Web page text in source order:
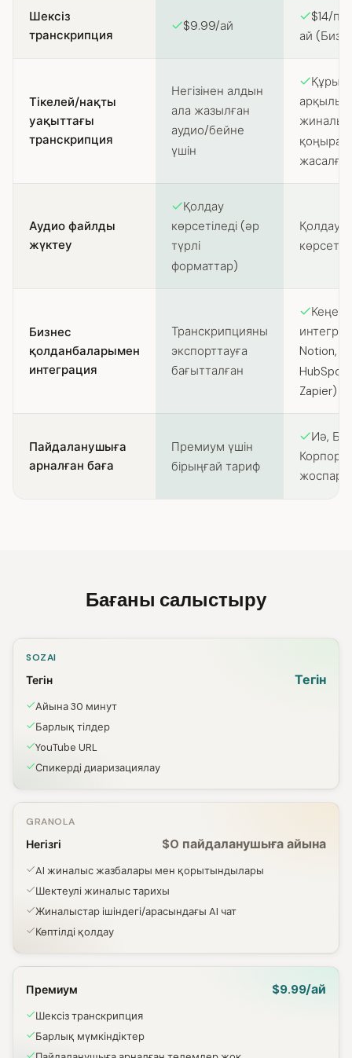
Шексіз
транскрипция
$9.99/ай
$14/
ай
Тікелей/нақты
уақыттағы
транскрипция
Негізінен алдын
ала жазылған
аудио/бейне
үшін
арқылы
Аудио файлды
жүктеу
Қолдау
көрсетіледі (әр
түрлі
форматтар)
Қолдау
Бизнес
қолданбаларымен
интеграция
Транскрипцияны
экспорттауға
бағытталған
Notion,
Zapier)
Пайдаланушыға
арналған баға
Премиум үшін
бірыңғай тариф
Иә,
Бағаны салыстыру
SOZAI
Тегін Тегін
Айына 30 минут
Барлық тілдер
YouTube URL
Спикерді диаризациялау
GRANOLA
Негізгі $0 пайдаланушыға айына
AI жиналыс жазбалары мен қорытындылары
Шектеулі жиналыс тарихы
Жиналыстар ішіндегі/арасындағы AI чат
Көптілді қолдау
Премиум $9.99/ай
Шексіз транскрипция
Барлық мүмкіндіктер